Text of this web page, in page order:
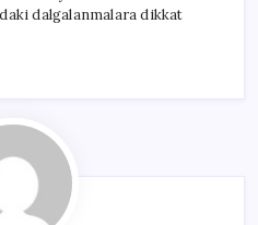
dalgalanmalara dikkat